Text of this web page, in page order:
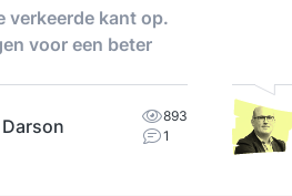
verkeerde kant op.
voor een beter
893
1